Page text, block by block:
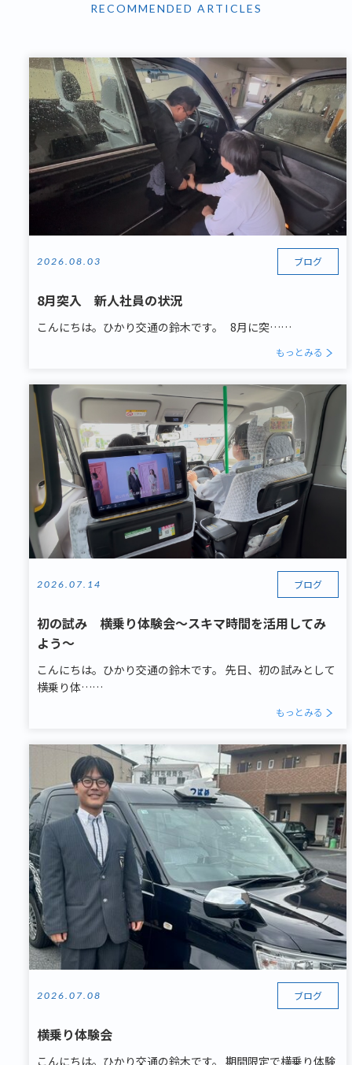
RECOMMENDED ARTICLES
2026.08.03 ブログ
8月突入 新人社員の状況
こんにちは。ひかり交通の鈴木です。 8月に突……
もっとみる
2026.07.14 ブログ
初の試み 横乗り体験会～スキマ時間を活用してみ
よう～
こんにちは。ひかり交通の鈴木です。 先日、初の試みとして
横乗り体……
もっとみる
2026.07.08 ブログ
横乗り体験会
こんにちは。ひかり交通の鈴木です。 期間限定で横乗り体験